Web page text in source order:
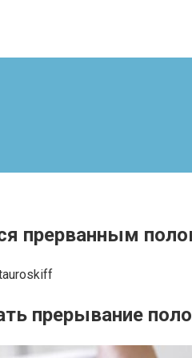
прерванным
прерывание